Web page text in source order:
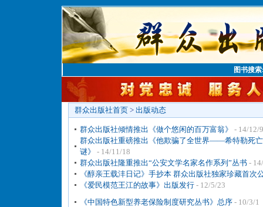
图书搜
群众出版社首页 > 出版动态
群众出版社倾情推出《做个悠闲的百万富翁》
- 14/12/9
群众出版社重磅推出《他欺骗了全世界——希特勒死
谜》
- 14/11/18
群众出版社隆重推出“公安文学名家名作系列”丛书 -
《醇亲王载沣日记》手抄本 群众出版社独家珍藏首次
《爱民模范王江的故事》出版发行 - 12/5/23
《中国特色新型养老保险制度研究丛书》总序 - 10/3/1